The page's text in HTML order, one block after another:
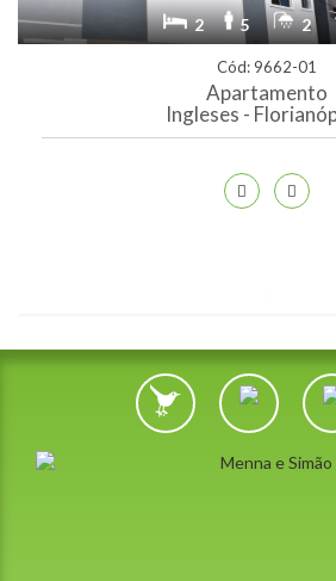
Cód: 9662-01
Apartamento
Ingleses -
2 5 2